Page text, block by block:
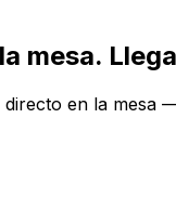
mesa.
en la